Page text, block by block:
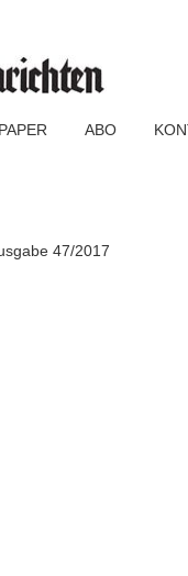
ABO
47/2017